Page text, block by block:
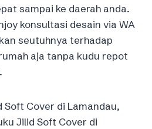
sampai ke daerah anda.
konsultasi desain via WA
seutuhnya terhadap
aja tanpa kudu repot
Soft Cover di Lamandau,
Jilid Soft Cover di